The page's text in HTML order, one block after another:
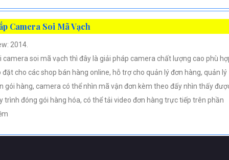
Camera Soi Mã Vạch
2014.
camera soi mã vạch thì đây là giải pháp camera chất lượng cao phù
đặt cho các shop bán hàng online, hỗ trợ cho quản lý đơn hàng, quản lý
gói hàng, camera có thể nhìn mã vận đơn kèm theo đấy nhìn thấy
trình đóng gói hàng hóa, có thể tải video đơn hàng trực tiếp trên phần